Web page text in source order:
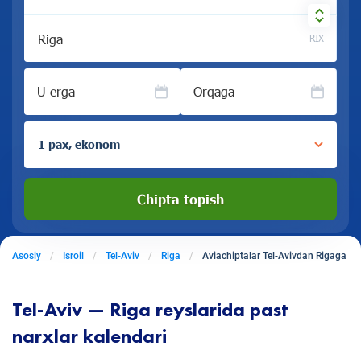
RIX
U erga Orqaga
1 pax, ekonom
Chipta topish
Asosiy Isroil Tel-Aviv Riga Aviachiptalar Tel-Avivdan Rigaga
Tel-Aviv — Riga reyslarida past
narxlar kalendari